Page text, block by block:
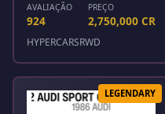
AVALIAÇÃO
924
PREÇO
2,750,000 CR
HYPERCARSRWD
LEGENDARY